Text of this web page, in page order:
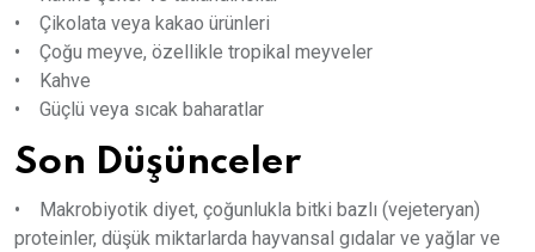
• Çikolata veya kakao ürünleri
• Çoğu meyve, özellikle tropikal meyveler
• Kahve
• Güçlü veya sıcak baharatlar
Son Düşünceler
• Makrobiyotik diyet, çoğunlukla bitki bazlı (vejeteryan)
proteinler, düşük miktarlarda hayvansal gıdalar ve yağlar ve